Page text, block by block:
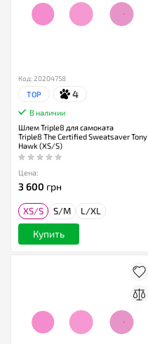
Код: 20204758
TOP 4
В наличии
Шлем Triple8 для самоката
Triple8 The Certified Sweatsaver Tony
Hawk (XS/S)
Цена:
3 600 грн
XS/S S/M L/XL
Купить